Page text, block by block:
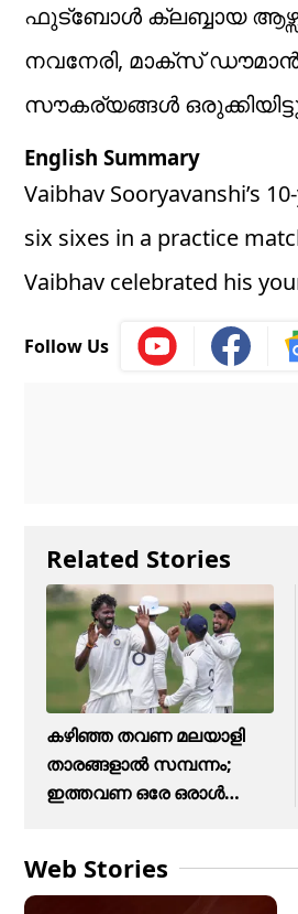
ഫുട്ബോൾ ക്ലബ്ബായ
നവനേരി, മാക്സ്
സൗകര്യങ്ങൾ
English Summary
Vaibhav Sooryavanshi’s
six sixes in a practice
Vaibhav celebrated his
Follow Us
Related Stories
കഴിഞ്ഞ തവണ മലയാളി
താരങ്ങളാല്‍ സമ്പന്നം;
ഇത്തവണ ഒരേ ഒരാള്‍
Web Stories